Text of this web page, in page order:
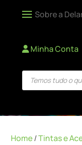
Minha Conta
Products
search
Home/Tintas e